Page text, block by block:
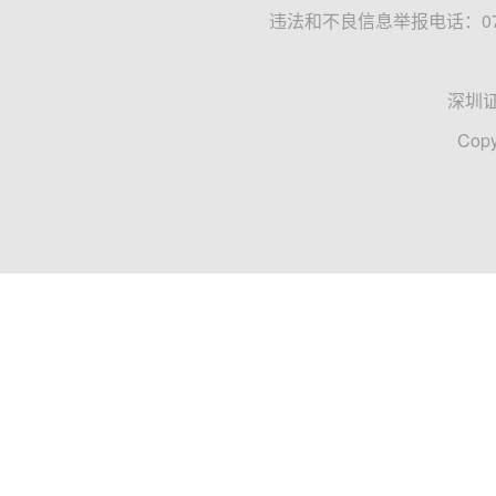
违法和不良信息举报电话：
深圳